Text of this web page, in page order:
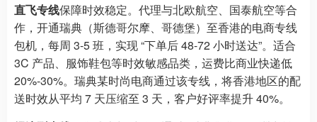
直飞专线保障时效稳定。代理与北欧航空、国泰航空等合
作，开通瑞典（斯德哥尔摩、哥德堡）至香港的电商专线
包机，每周 3-5 班，实现 “下单后 48-72 小时送达”。适合
3C 产品、服饰鞋包等时效敏感品类，运费比商业快递低
20%-30%。瑞典某时尚电商通过该专线，将香港地区的配
送时效从平均 7 天压缩至 3 天，客户好评率提升 40%。